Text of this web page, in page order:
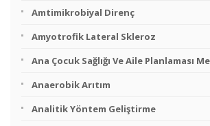
Amtimikrobiyal Direnç
Amyotrofik Lateral Skleroz
Ana Çocuk Sağlığı Ve Aile Planlaması
Anaerobik Arıtım
Analitik Yöntem Geliştirme